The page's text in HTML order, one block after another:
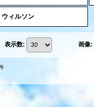
ウィルソン
表示数: 画像: